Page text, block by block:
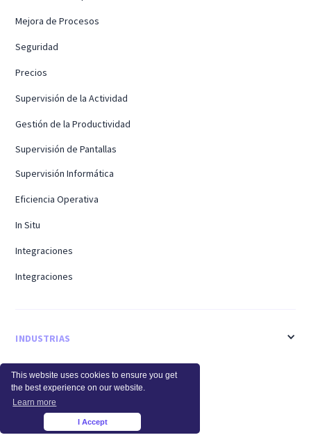
This website uses cookies to ensure you get
the best experience on our website.
Learn more
I Accept
Mejora de Procesos
Seguridad
Precios
Supervisión de la Actividad
Gestión de la Productividad
Supervisión de Pantallas
Supervisión Informática
Eficiencia Operativa
In Situ
Integraciones
Integraciones
INDUSTRIAS
Salud
Centro de llamadas
Finanzas